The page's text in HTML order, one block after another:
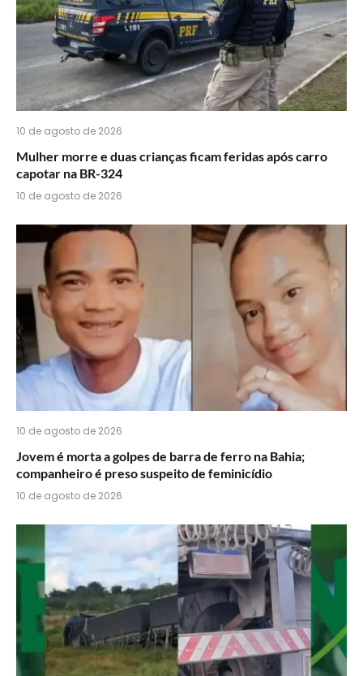
10 de agosto de 2026
Mulher morre e duas crianças ficam feridas após carro
capotar na BR-324
10 de agosto de 2026
10 de agosto de 2026
Jovem é morta a golpes de barra de ferro na Bahia;
companheiro é preso suspeito de feminicídio
10 de agosto de 2026